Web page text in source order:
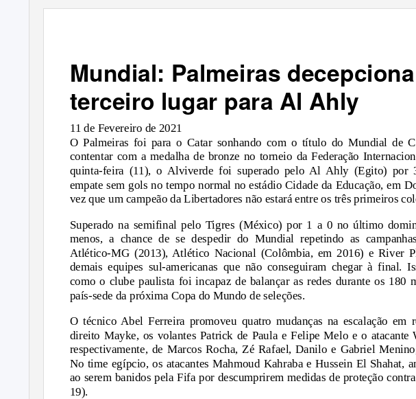
Mundial: Palmeiras
terceiro lugar para Al Ahly
11 de Fevereiro de 2021
O Palmeiras foi para o Catar sonhando com o título do Mundial de
contentar com a medalha de bronze no torneio da Federação
quinta-feira (11), o Alviverde foi superado pelo Al Ahly (Egito) por
empate sem gols no tempo normal no estádio Cidade da Educação, em
vez que um campeão da Libertadores não estará entre os três primeiros
Superado na semifinal pelo Tigres (México) por 1 a 0 no último
menos, a chance de se despedir do Mundial repetindo as
Atlético-MG (2013), Atlético Nacional (Colômbia, em 2016) e River
demais equipes sul-americanas que não conseguiram chegar à final.
como o clube paulista foi incapaz de balançar as redes durante os 180
país-sede da próxima Copa do Mundo de seleções.
O técnico Abel Ferreira promoveu quatro mudanças na escalação em
direito Mayke, os volantes Patrick de Paula e Felipe Melo e o atacante
respectivamente, de Marcos Rocha, Zé Rafael, Danilo e Gabriel
No time egípcio, os atacantes Mahmoud Kahraba e Hussein El Shahat,
ao serem banidos pela Fifa por descumprirem medidas de proteção
19).